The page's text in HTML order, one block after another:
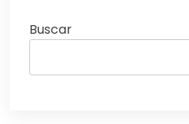
Buscar